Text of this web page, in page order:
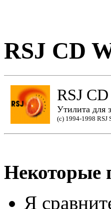
RSJ CD
RSJ
Утилита для
(c) 1994-1998 RSJ
Некоторые
Я